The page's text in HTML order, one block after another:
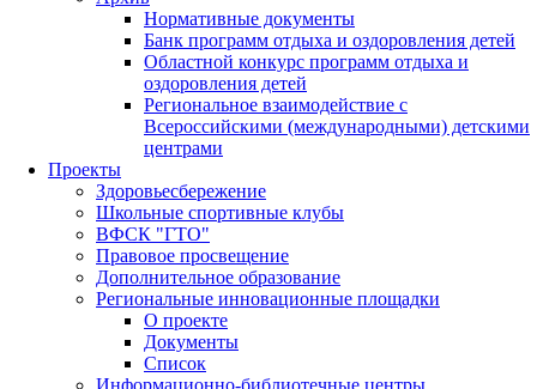
Нормативные документы
Банк программ отдыха и оздоровления детей
Областной конкурс программ отдыха и
оздоровления детей
Региональное взаимодействие с
Всероссийскими (международными) детскими
центрами
Проекты
Здоровьесбережение
Школьные спортивные клубы
ВФСК "ГТО"
Правовое просвещение
Дополнительное образование
Региональные инновационные площадки
О проекте
Документы
Список
Информационно-библиотечные центры